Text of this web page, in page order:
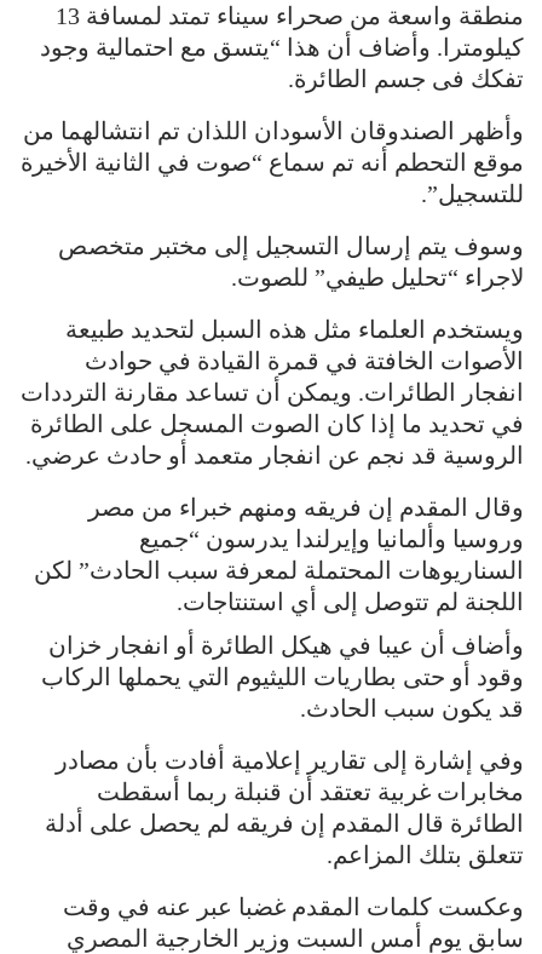
منطقة واسعة من صحراء سيناء تمتد لمسافة 13
كيلومترا. وأضاف أن هذا “يتسق مع احتمالية وجود
تفكك فى جسم الطائرة.
وأظهر الصندوقان الأسودان اللذان تم انتشالهما من
موقع التحطم أنه تم سماع “صوت في الثانية الأخيرة
للتسجيل”.
وسوف يتم إرسال التسجيل إلى مختبر متخصص
لاجراء “تحليل طيفي” للصوت.
ويستخدم العلماء مثل هذه السبل لتحديد طبيعة
الأصوات الخافتة في قمرة القيادة في حوادث
انفجار الطائرات. ويمكن أن تساعد مقارنة الترددات
في تحديد ما إذا كان الصوت المسجل على الطائرة
الروسية قد نجم عن انفجار متعمد أو حادث عرضي.
وقال المقدم إن فريقه ومنهم خبراء من مصر
وروسيا وألمانيا وإيرلندا يدرسون “جميع
السناريوهات المحتملة لمعرفة سبب الحادث” لكن
اللجنة لم تتوصل إلى أي استنتاجات.
وأضاف أن عيبا في هيكل الطائرة أو انفجار خزان
وقود أو حتى بطاريات الليثيوم التي يحملها الركاب
قد يكون سبب الحادث.
وفي إشارة إلى تقارير إعلامية أفادت بأن مصادر
مخابرات غربية تعتقد أن قنبلة ربما أسقطت
الطائرة قال المقدم إن فريقه لم يحصل على أدلة
تتعلق بتلك المزاعم.
وعكست كلمات المقدم غضبا عبر عنه في وقت
سابق يوم أمس السبت وزير الخارجية المصري